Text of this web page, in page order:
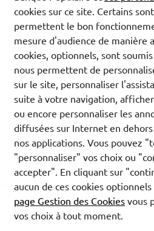
18
cookies sur ce site. Certains
permettent le bon
mesure d'audience de manière
cookies, optionnels, sont
nous permettent de
sur le site, personnaliser
suite à votre navigation,
ou encore personnaliser les
diffusées sur Internet en
nos applications. Vous pouvez
"personnaliser" vos choix ou
accepter". En cliquant sur
aucun de ces cookies
page Gestion des Cookies vous
vos choix à tout moment.